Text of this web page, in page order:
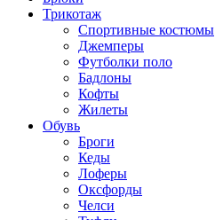
Трикотаж
Спортивные костюмы
Джемперы
Футболки поло
Бадлоны
Кофты
Жилеты
Обувь
Броги
Кеды
Лоферы
Оксфорды
Челси